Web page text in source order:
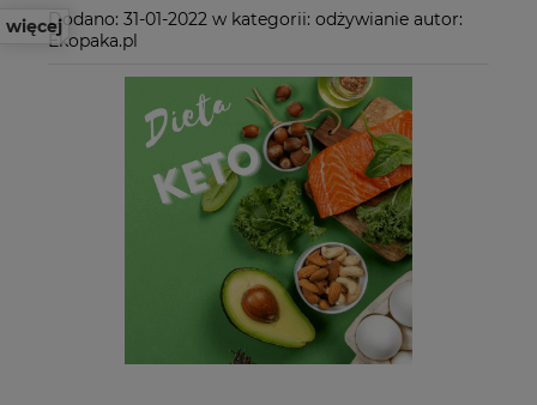
więcejDodano: 31-01-2022 w kategorii: odżywianie autor:
Ekopaka.pl